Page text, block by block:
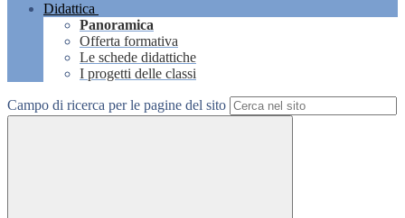
Didattica
Panoramica
Offerta formativa
Le schede didattiche
I progetti delle classi
Campo di ricerca per le pagine del sito